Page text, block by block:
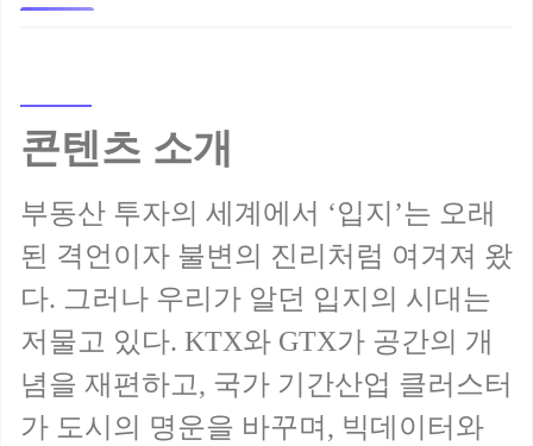
콘텐츠 소개
부동산 투자의 세계에서 ‘입지’는 오래
된 격언이자 불변의 진리처럼 여겨져 왔
다. 그러나 우리가 알던 입지의 시대는
저물고 있다. KTX와 GTX가 공간의 개
념을 재편하고, 국가 기간산업 클러스터
가 도시의 명운을 바꾸며, 빅데이터와